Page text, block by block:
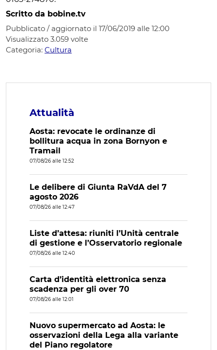
Scritto da bobine.tv
Pubblicato / aggiornato il 17/06/2019 alle 12:00
Visualizzato 3.059 volte
Categoria: Cultura
Attualità
Aosta: revocate le ordinanze di
bollitura acqua in zona Bornyon e
Tramail
07/08/26 alle 12:52
Le delibere di Giunta RaVdA del 7
agosto 2026
07/08/26 alle 12:47
Liste d’attesa: riuniti l’Unità centrale
di gestione e l’Osservatorio regionale
07/08/26 alle 12:40
Carta d’identità elettronica senza
scadenza per gli over 70
07/08/26 alle 12:01
Nuovo supermercato ad Aosta: le
osservazioni della Lega alla variante
del Piano regolatore